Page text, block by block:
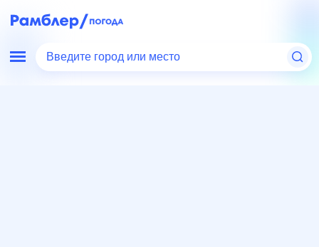
Введите город или место